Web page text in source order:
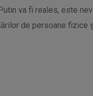
va fi reales, este
de persoane fizice